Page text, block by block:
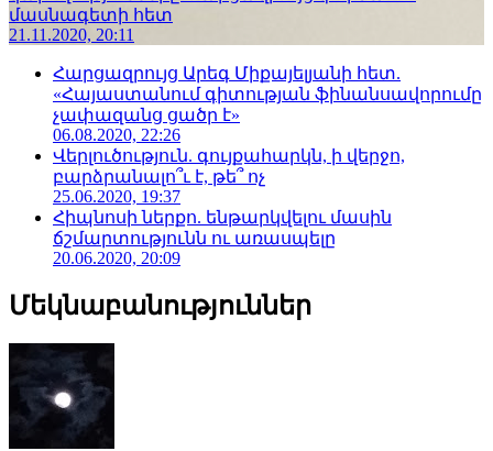
մասնագետի հետ
21.11.2020, 20:11
Հարցազրույց Արեգ Միքայելյանի հետ.
«Հայաստանում գիտության ֆինանսավորումը
չափազանց ցածր է»
06.08.2020, 22:26
Վերլուծություն. գույքահարկն, ի վերջո,
բարձրանալո՞ւ է, թե՞ ոչ
25.06.2020, 19:37
Հիպնոսի ներքո. ենթարկվելու մասին
ճշմարտությունն ու առասպելը
20.06.2020, 20:09
Մեկնաբանություններ